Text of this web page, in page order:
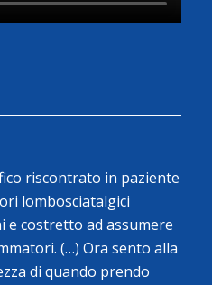
riscontrato in paziente
lombosciatalgici
e costretto ad assumere
(…) Ora sento alla
di quando prendo